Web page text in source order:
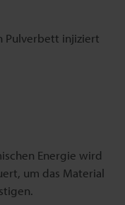
Pulverbett injiziert
Energie wird
um das Material